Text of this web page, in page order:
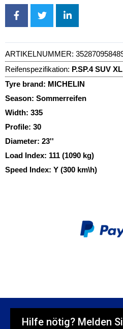
ARTIKELNUMMER:
Reifenspezifikation: P.SP.4 SUV XL
Tyre brand: MICHELIN
Season: Sommerreifen
Width: 335
Profile: 30
Diameter: 23''
Load Index: 111 (1090 kg)
Speed Index: Y (300 km\h)
Hilfe nötig? Melden